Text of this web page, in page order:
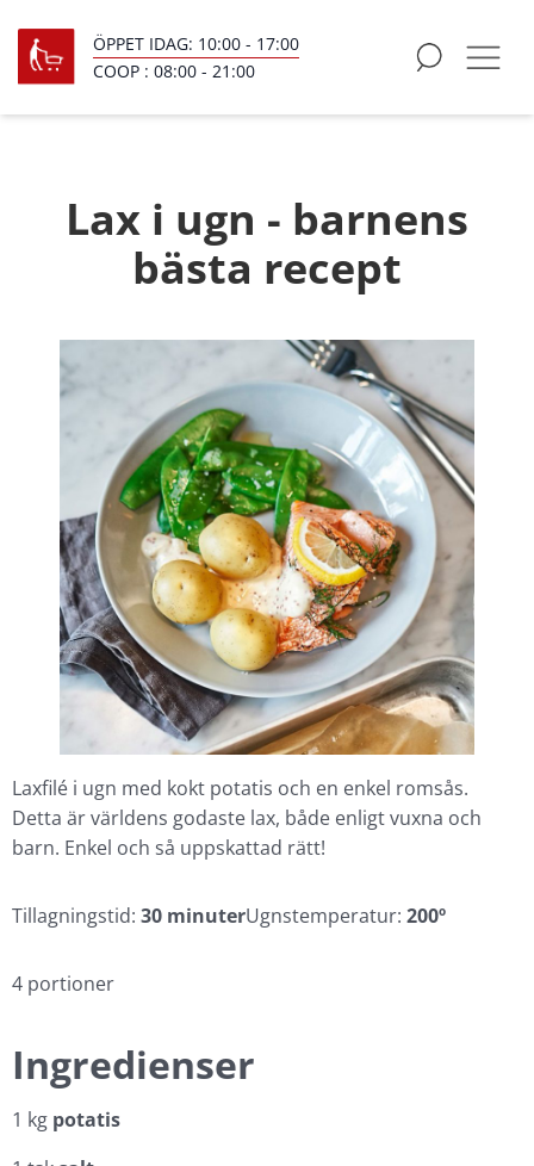
ÖPPET IDAG: 10:00 - 17:00
COOP : 08:00 - 21:00
Lax i ugn - barnens
bästa recept
Laxfilé i ugn med kokt potatis och en enkel romsås.
Detta är världens godaste lax, både enligt vuxna och
barn. Enkel och så uppskattad rätt!
Tillagningstid: 30 minuterUgnstemperatur: 200º
4 portioner
Ingredienser
1 kg potatis